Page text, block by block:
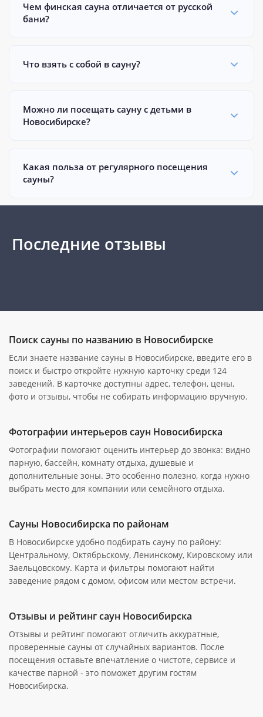
Чем финская сауна отличается от русской
бани?
Что взять с собой в сауну?
Можно ли посещать сауну с детьми в
Новосибирске?
Какая польза от регулярного посещения
сауны?
Последние отзывы
Поиск сауны по названию в Новосибирске
Если знаете название сауны в Новосибирске, введите его в
поиск и быстро откройте нужную карточку среди 124
заведений. В карточке доступны адрес, телефон, цены,
фото и отзывы, чтобы не собирать информацию вручную.
Фотографии интерьеров саун Новосибирска
Фотографии помогают оценить интерьер до звонка: видно
парную, бассейн, комнату отдыха, душевые и
дополнительные зоны. Это особенно полезно, когда нужно
выбрать место для компании или семейного отдыха.
Сауны Новосибирска по районам
В Новосибирске удобно подбирать сауну по району:
Центральному, Октябрьскому, Ленинскому, Кировскому или
Заельцовскому. Карта и фильтры помогают найти
заведение рядом с домом, офисом или местом встречи.
Отзывы и рейтинг саун Новосибирска
Отзывы и рейтинг помогают отличить аккуратные,
проверенные сауны от случайных вариантов. После
посещения оставьте впечатление о чистоте, сервисе и
качестве парной - это поможет другим гостям
Новосибирска.